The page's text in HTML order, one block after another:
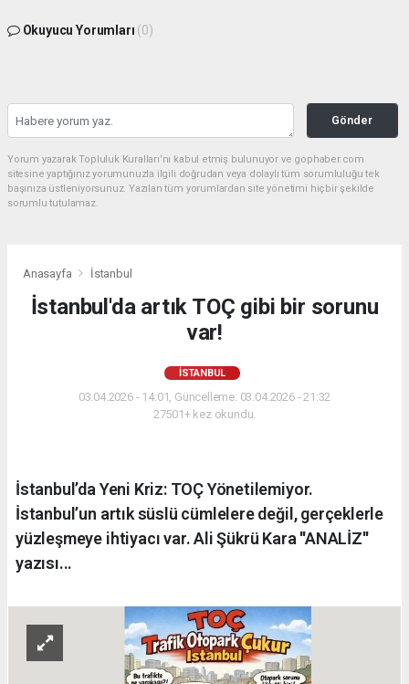
Okuyucu Yorumları (0)
Gönder
Yorum yazarak Topluluk Kuralları’nı kabul etmiş bulunuyor ve gophaber.com
sitesine yaptığınız yorumunuzla ilgili doğrudan veya dolaylı tüm sorumluluğu tek
başınıza üstleniyorsunuz. Yazılan tüm yorumlardan site yönetimi hiçbir şekilde
sorumlu tutulamaz.
Anasayfa İstanbul
İstanbul'da artık TOÇ gibi bir sorunu
var!
İSTANBUL
03.04.2026 - 14:01, Güncelleme: 03.04.2026 - 21:32
27501+ kez okundu.
İstanbul’da Yeni Kriz: TOÇ Yönetilemiyor.
İstanbul’un artık süslü cümlelere değil, gerçeklerle
yüzleşmeye ihtiyacı var. Ali Şükrü Kara ''ANALİZ''
yazısı...